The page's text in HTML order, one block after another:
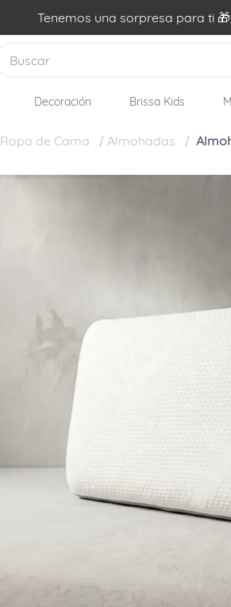
Tenemos una sorpresa para ti
Decoración Brissa Kids
Ropa de Cama Almohadas